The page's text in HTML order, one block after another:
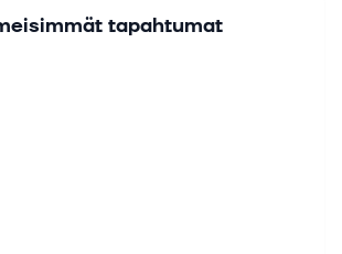
tapahtumat